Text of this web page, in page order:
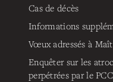
Cas de décès
Informations
Vœux adressés à
Enquêter sur les
perpétrées par le PCC